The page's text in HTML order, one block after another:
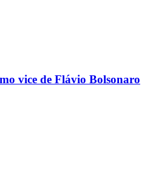
vice de Flávio Bolsonaro